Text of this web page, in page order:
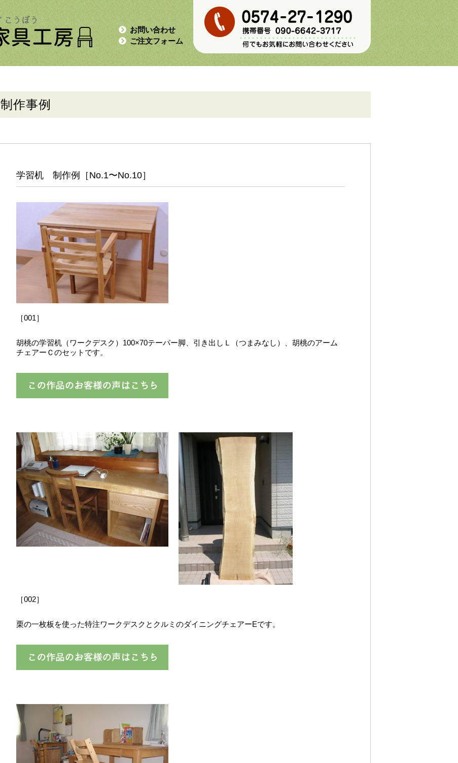
お問い合わせ
ご注文フォーム
制作事例
学習机 制作例［No.1〜No.10］
［001］
胡桃の学習机（ワークデスク）100×70テーパー脚、引き出しＬ（つまみなし）、胡桃のアーム
チェアーＣのセットです。
［002］
栗の一枚板を使った特注ワークデスクとクルミのダイニングチェアーEです。